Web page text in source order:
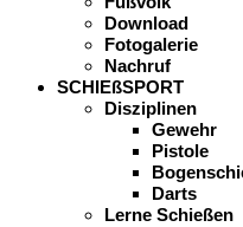
Download
Fotogalerie
Nachruf
SCHIEßSPORT
Disziplinen
Gewehr
Pistole
Darts
Lerne Schießen